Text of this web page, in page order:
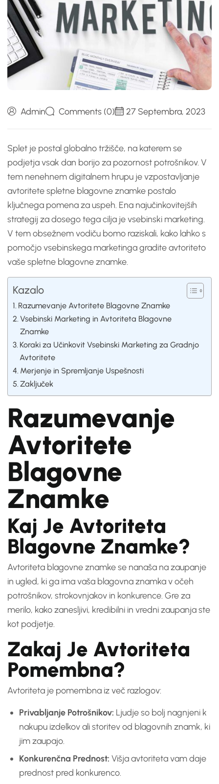
Admin Comments (0) 27 Septembra, 2023
Splet je postal globalno tržišče, na katerem se
podjetja vsak dan borijo za pozornost potrošnikov. V
tem nenehnem digitalnem hrupu je vzpostavljanje
avtoritete spletne blagovne znamke postalo
ključnega pomena za uspeh. Ena najučinkovitejših
strategij za dosego tega cilja je vsebinski marketing.
V tem obsežnem vodiču bomo raziskali, kako lahko s
pomočjo vsebinskega marketinga gradite avtoriteto
vaše spletne blagovne znamke.
Kazalo
Razumevanje Avtoritete Blagovne Znamke
Vsebinski Marketing in Avtoriteta Blagovne
Znamke
Koraki za Učinkovit Vsebinski Marketing za Gradnjo
Avtoritete
Merjenje in Spremljanje Uspešnosti
Zaključek
Razumevanje
Avtoritete
Blagovne
Znamke
Kaj Je Avtoriteta
Blagovne Znamke?
Avtoriteta blagovne znamke se nanaša na zaupanje
in ugled, ki ga ima vaša blagovna znamka v očeh
potrošnikov, strokovnjakov in konkurence. Gre za
merilo, kako zanesljivi, kredibilni in vredni zaupanja ste
kot podjetje.
Zakaj Je Avtoriteta
Pomembna?
Avtoriteta je pomembna iz več razlogov:
Privabljanje Potrošnikov: Ljudje so bolj nagnjeni k
nakupu izdelkov ali storitev od blagovnih znamk, ki
jim zaupajo.
Konkurenčna Prednost: Višja avtoriteta vam daje
prednost pred konkurenco.